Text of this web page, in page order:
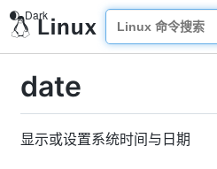
date
显示或设置系统时间与日期